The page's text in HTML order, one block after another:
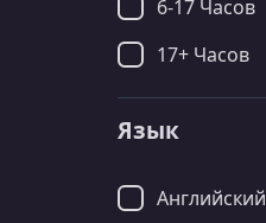
6-17 Часов
17+ Часов
Язык
Английский